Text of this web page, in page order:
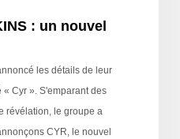
: un nouvel
les détails de leur
Cyr ». S'emparant des
révélation, le groupe a
CYR, le nouvel